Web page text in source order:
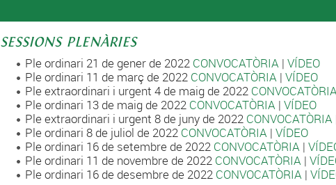
SESSIONS PLENÀRIES
Ple ordinari 21 de gener de 2022 CONVOCATÒRIA | VÍDEO
Ple ordinari 11 de març de 2022 CONVOCATÒRIA | VÍDEO
Ple extraordinari i urgent 4 de maig de 2022
Ple ordinari 13 de maig de 2022 CONVOCATÒRIA | VÍDEO
Ple extraordinari i urgent 8 de juny de 2022 CONVOCATÒRIA
Ple ordinari 8 de juliol de 2022 CONVOCATÒRIA | VÍDEO
Ple ordinari 16 de setembre de 2022 CONVOCATÒRIA |
Ple ordinari 11 de novembre de 2022 CONVOCATÒRIA |
Ple ordinari 16 de desembre de 2022 CONVOCATÒRIA |